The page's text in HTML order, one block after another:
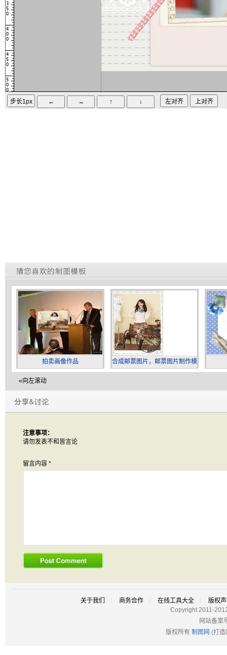
拍卖画像作品
合成邮票图片，邮票图片制作模
板
«向左滚动
注意事项：
请勿发表不和皆言论
留言内容 *
关于我们 商务合作 在线工具大全
版权
Copyright 2011-
网站备案
版权所有 制图网 (打造